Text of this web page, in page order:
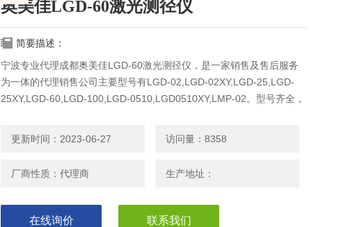
奥美佳LGD-60激光测径仪
简要描述：
宁波专业代理成都奥美佳LGD-60激光测径仪，是一家销售及售后服务
为一体的代理销售公司主要型号有LGD-02,LGD-02XY,LGD-25,LGD-
25XY,LGD-60,LGD-100,LGD-0510,LGD0510XY,LMP-02。型号齐全，
更新时间：2023-06-27 访问量：8358
厂商性质：代理商 生产地址：
在线询价 联系我们